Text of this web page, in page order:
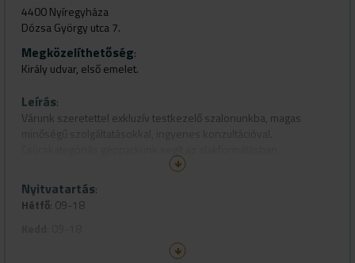
4400 Nyíregyháza
Dózsa György utca 7.
Megközelíthetőség:
Király udvar, első emelet.
Leírás:
Várunk szeretettel exkluzív testkezelő szalonunkba, magas
zsírbontásban, cellulit csökkentésében, bőrfeszesítésben,
méregtelenítésben, és a tartós szőrtelenítésben is egyaránt.
Nyitvatartás:
Hétfő: 09-18